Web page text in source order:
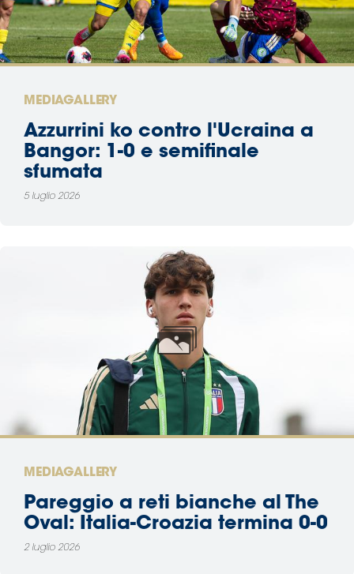
MEDIAGALLERY
Azzurrini ko contro l'Ucraina a
Bangor: 1-0 e semifinale
sfumata
5 luglio 2026
MEDIAGALLERY
Pareggio a reti bianche al The
Oval: Italia-Croazia termina 0-0
2 luglio 2026